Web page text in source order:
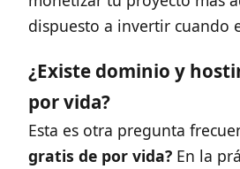
dispuesto a invertir cuando
¿Existe dominio y
por vida?
Esta es otra pregunta
gratis de por vida? En la